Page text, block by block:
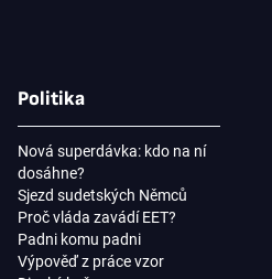
Politika
Nová superdávka: kdo na ní
dosáhne?
Sjezd sudetských Němců
Proč vláda zavádí EET?
Padni komu padni
Výpověď z práce vzor